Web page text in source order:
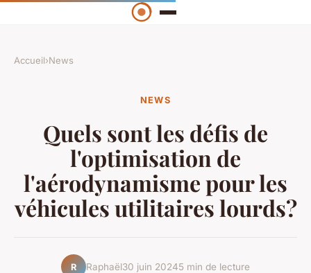
Accueil›News
NEWS
Quels sont les défis de
l'optimisation de
l'aérodynamisme pour les
véhicules utilitaires lourds?
R Raphaël30 juin 20245 min de lecture